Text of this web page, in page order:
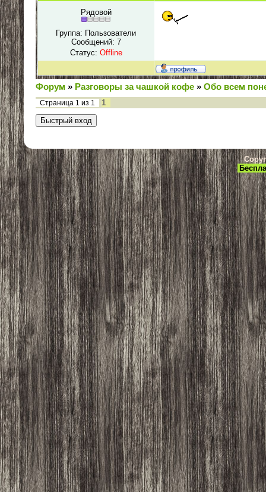
Рядовой
Группа: Пользователи
Сообщений: 7
Статус: Offline
Форум » Разговоры за чашкой кофе » Обо всем
Страница 1 из 1 1